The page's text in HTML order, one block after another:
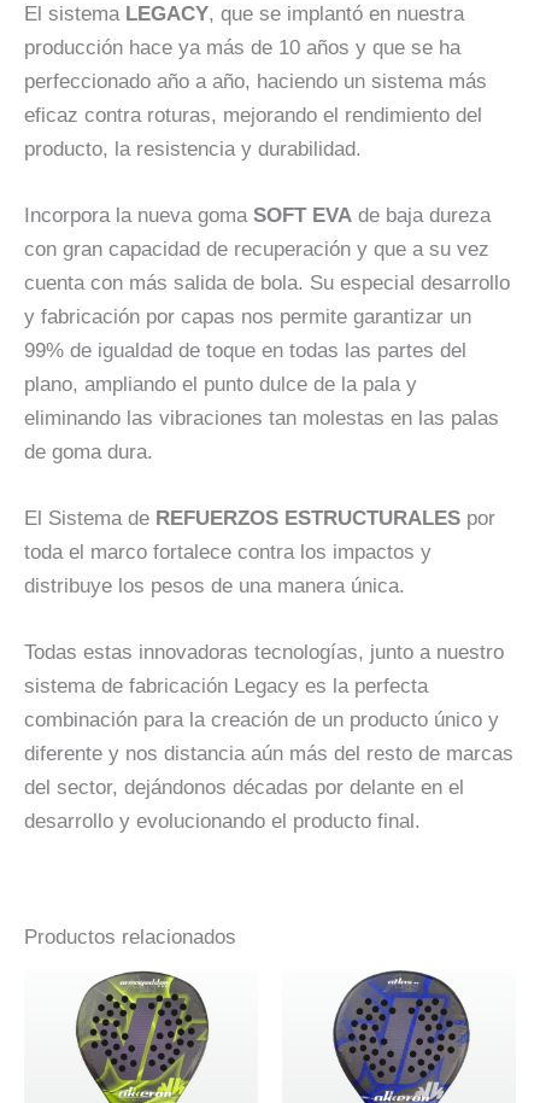
El sistema LEGACY, que se implantó en nuestra
producción hace ya más de 10 años y que se ha
perfeccionado año a año, haciendo un sistema más
eficaz contra roturas, mejorando el rendimiento del
producto, la resistencia y durabilidad.
Incorpora la nueva goma SOFT EVA de baja dureza
con gran capacidad de recuperación y que a su vez
cuenta con más salida de bola. Su especial desarrollo
y fabricación por capas nos permite garantizar un
99% de igualdad de toque en todas las partes del
plano, ampliando el punto dulce de la pala y
eliminando las vibraciones tan molestas en las palas
de goma dura.
El Sistema de REFUERZOS ESTRUCTURALES por
toda el marco fortalece contra los impactos y
distribuye los pesos de una manera única.
Todas estas innovadoras tecnologías, junto a nuestro
sistema de fabricación Legacy es la perfecta
combinación para la creación de un producto único y
diferente y nos distancia aún más del resto de marcas
del sector, dejándonos décadas por delante en el
desarrollo y evolucionando el producto final.
Productos relacionados
El
precio
original
era:
350,00€.
El
precio
actual
es:
190,00€.
Este
producto
tiene
múltiples
El
precio
original
era:
320,00€.
El
precio
actual
es:
160,00€.
Este
producto
tiene
múltiples